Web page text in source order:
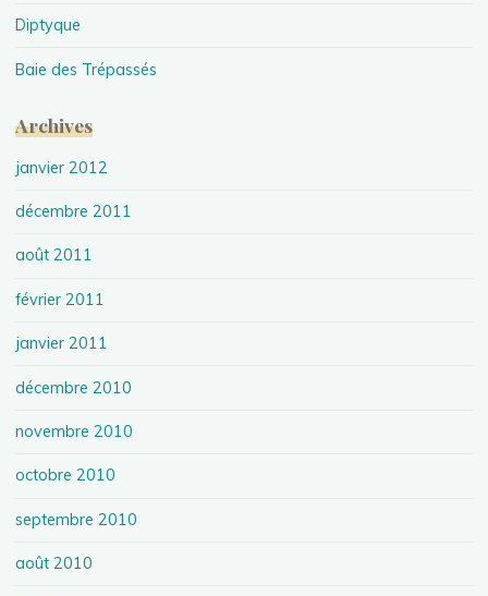
Diptyque
Baie des Trépassés
Archives
janvier 2012
décembre 2011
août 2011
février 2011
janvier 2011
décembre 2010
novembre 2010
octobre 2010
septembre 2010
août 2010